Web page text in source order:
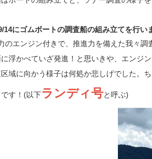
14にゴムボートの調査船の組み立てを行い
のエンジン付きで、推進力を備えた我々
に浮かべていざ発進！と思いきや、エンジ
域に向かう様子は何処か悲しげでした。
す！(以下ランディ号と呼ぶ)